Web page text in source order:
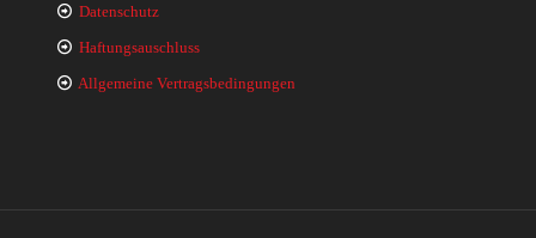
Datenschutz
Haftungsauschluss
Allgemeine Vertragsbedingungen